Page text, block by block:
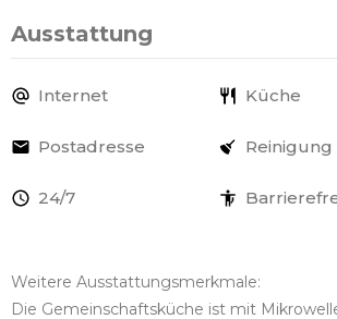
Ausstattung
Internet Küche
Postadresse Reinigung
24/7
Weitere Ausstattungsmerkmale:
Die Gemeinschaftsküche ist mit